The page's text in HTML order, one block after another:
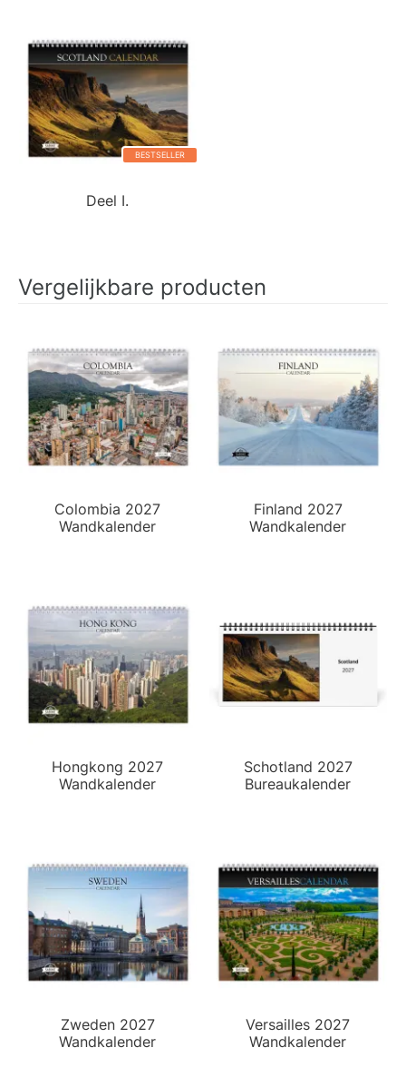
BESTSELLER
Deel I.
Vergelijkbare producten
Colombia 2027
Wandkalender
Finland 2027
Wandkalender
Hongkong 2027
Wandkalender
Schotland 2027
Bureaukalender
Zweden 2027
Wandkalender
Versailles 2027
Wandkalender